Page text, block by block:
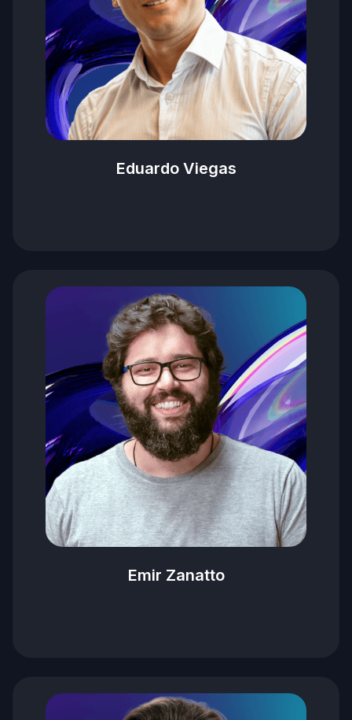
Eduardo Viegas
Emir Zanatto